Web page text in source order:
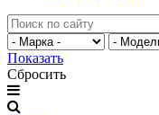
Показать
Сбросить